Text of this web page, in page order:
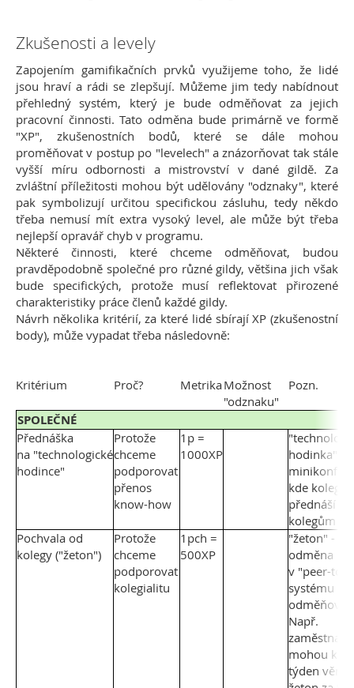
Zkušenosti a levely
Zapojením gamifikačních prvků využijeme toho, že lidé
jsou hraví a rádi se zlepšují. Můžeme jim tedy nabídnout
přehledný systém, který je bude odměňovat za jejich
pracovní činnosti. Tato odměna bude primárně ve formě
"XP", zkušenostních bodů, které se dále mohou
proměňovat v postup po "levelech" a znázorňovat tak stále
vyšší míru odbornosti a mistrovství v dané gildě. Za
zvláštní příležitosti mohou být udělovány "odznaky", které
pak symbolizují určitou specifickou zásluhu, tedy někdo
třeba nemusí mít extra vysoký level, ale může být třeba
nejlepší opravář chyb v programu.
Některé činnosti, které chceme odměňovat, budou
pravděpodobně společné pro různé gildy, většina jich však
bude specifických, protože musí reflektovat přirozené
charakteristiky práce členů každé gildy.
Návrh několika kritérií, za které lidé sbírají XP (zkušenostní
body), může vypadat třeba následovně:
Kritérium Proč? MetrikaMožnost
"odznaku"
Pozn.
SPOLEČNÉ
Přednáška
na "technologické
hodince"
Protože
chceme
podporovat
přenos
know-how
1p =
1000XP
hodinka" je
kde
přednáší
kolegům
Pochvala od
kolegy ("žeton")
Protože
chceme
podporovat
kolegialitu
1pch =
500XP
"žeton" -
odměna
v "peer-to-
systému
Např.
mohou
týden